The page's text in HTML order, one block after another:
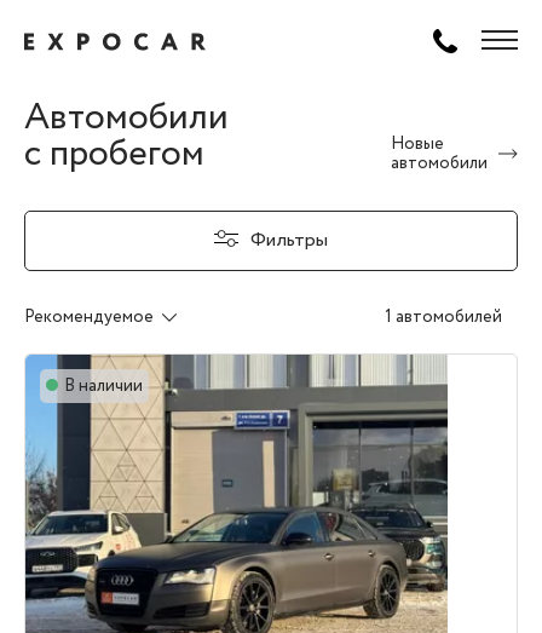
Автомобили
с пробегом
Новые
автомобили
Фильтры
Рекомендуемое 1 автомобилей
В наличии